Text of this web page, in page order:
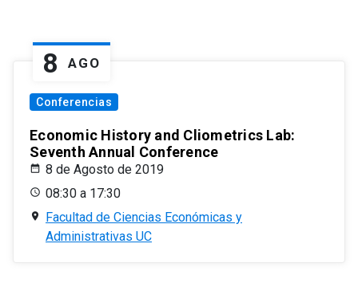
8 AGO
Conferencias
Economic History and Cliometrics Lab:
Seventh Annual Conference
8 de Agosto de 2019
08:30 a 17:30
Facultad de Ciencias Económicas y
Administrativas UC